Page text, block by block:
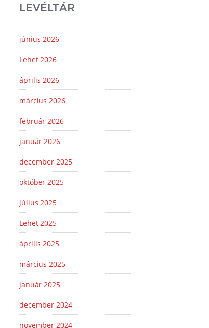
LEVÉLTÁR
június 2026
Lehet 2026
április 2026
március 2026
február 2026
január 2026
december 2025
október 2025
július 2025
Lehet 2025
április 2025
március 2025
január 2025
december 2024
november 2024